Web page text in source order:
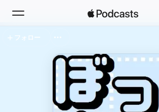
新着おすすめ
フォロー